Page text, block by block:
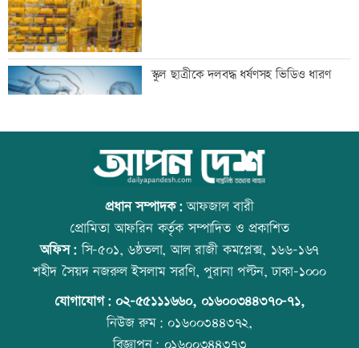
টেলিভিশনে আজকের যত খেলা
শুক্রবার রাজধানীর যেসব মার্কেট-দর্শনীয় স্থান
বন্ধ
সাতসকালে সড়কে ঝরল ছয় প্রাণ
স্কুল ছাত্রীকে দলবদ্ধ ধর্ষণসহ ভিডিও ধারণ
আজ বিশ্ব বন্ধু দিবস
প্রতিমন্ত্রীকে ঘিরে ভাইরাল ভিডিওতে ছবি
জুড়ে অপপ্রচার: এলিন
প্রধান সম্পাদক:আফজাল বারী
প্রোমিতা আফরিন কর্তৃক সম্পাদিত ও প্রকাশিত
অফিস:সি-৫০১, ৬ষ্ঠতলা, আল রাজী কমপ্লেক্স, ১৬৬-১৬৭
শহীদ সৈয়দ নজরুল ইসলাম সরণি, পুরানা পল্টন, ঢাকা-১০০০
যোগাযোগ: ০২-৫৫১১১৬৬০, ০১৬০০৩৪৪৩৭০-৭১,
নিউজ রুম:০১৬০০৩৪৪৩৭২,